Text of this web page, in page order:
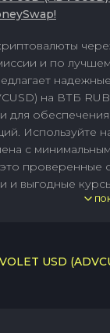
и по
на ВТБ
для
Используйте
с
проверенные
и выгодные
USD